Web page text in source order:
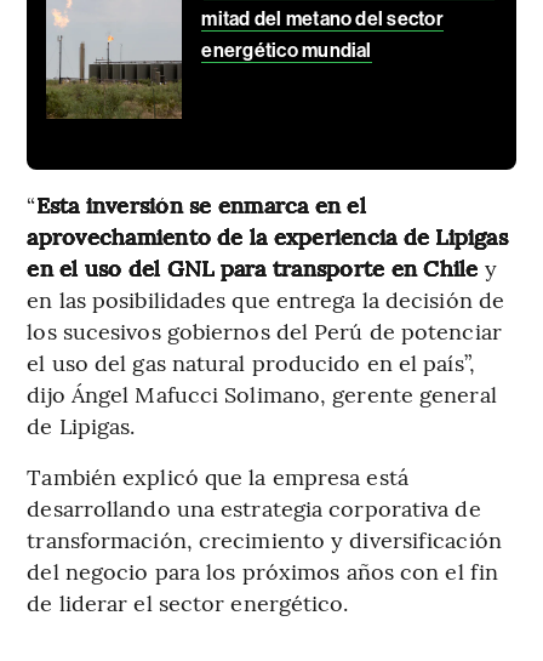
mitad del metano del sector
energético mundial
“Esta inversión se enmarca en el
aprovechamiento de la experiencia de Lipigas
en el uso del GNL para transporte en Chile y
en las posibilidades que entrega la decisión de
los sucesivos gobiernos del Perú de potenciar
el uso del gas natural producido en el país”,
dijo Ángel Mafucci Solimano, gerente general
de Lipigas.
También explicó que la empresa está
desarrollando una estrategia corporativa de
transformación, crecimiento y diversificación
del negocio para los próximos años con el fin
de liderar el sector energético.